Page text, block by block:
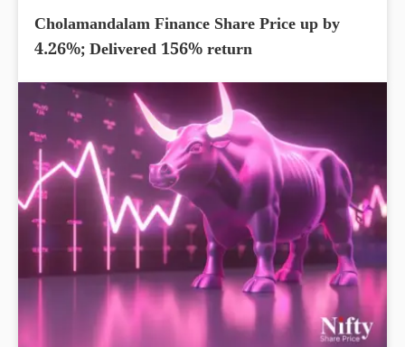
Cholamandalam Finance Share Price up by
4.26%; Delivered 156% return